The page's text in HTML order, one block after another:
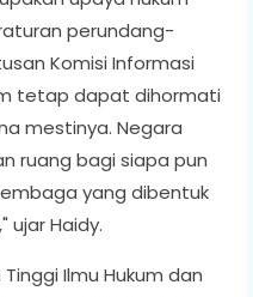
perundang-
Komisi Informasi
tetap dapat dihormati
mestinya. Negara
ruang bagi siapa pun
yang dibentuk
ujar Haidy.
Ilmu Hukum dan